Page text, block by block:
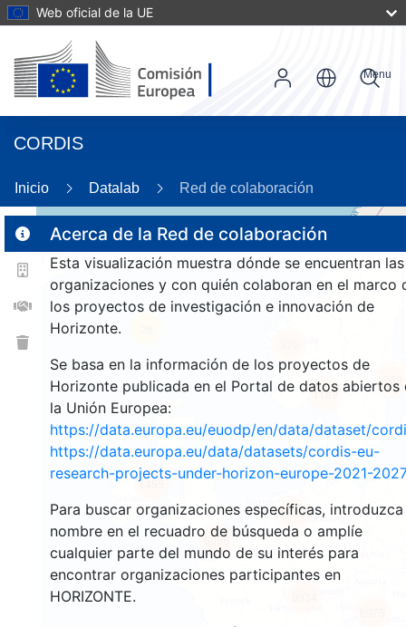
Web oficial de la UE
CORDIS
Menu
Inicio Datalab Red de colaboración
Acerca de la Red de colaboración
Esta visualización muestra dónde se encuentran las
organizaciones y con quién colaboran en el marco
los proyectos de investigación e innovación de
Horizonte.
Se basa en la información de los proyectos de
Horizonte publicada en el Portal de datos abiertos
la Unión Europea:
https://data.europa.eu/euodp/en/data/dataset/
https://data.europa.eu/data/datasets/cordis-eu-
research-projects-under-horizon-europe-2021-2027
Para buscar organizaciones específicas, introduzca
nombre en el recuadro de búsqueda o amplíe
cualquier parte del mundo de su interés para
encontrar organizaciones participantes en
HORIZONTE.
1189
10700
1455
6058